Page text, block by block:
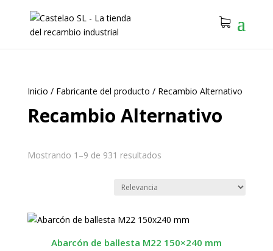
Inicio / Fabricante del producto / Recambio Alternativo
Recambio Alternativo
Mostrando 1–9 de 931 resultados
Abarcón de ballesta M22 150×240 mm